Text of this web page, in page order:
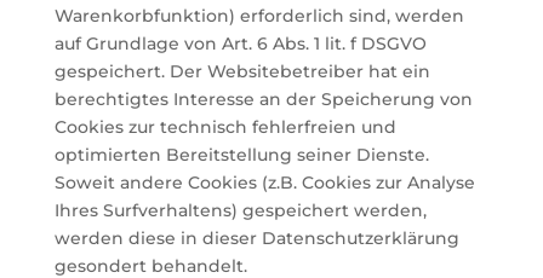
Warenkorbfunktion) erforderlich sind, werden
auf Grundlage von Art. 6 Abs. 1 lit. f DSGVO
gespeichert. Der Websitebetreiber hat ein
berechtigtes Interesse an der Speicherung von
Cookies zur technisch fehlerfreien und
optimierten Bereitstellung seiner Dienste.
Soweit andere Cookies (z.B. Cookies zur Analyse
Ihres Surfverhaltens) gespeichert werden,
werden diese in dieser Datenschutzerklärung
gesondert behandelt.